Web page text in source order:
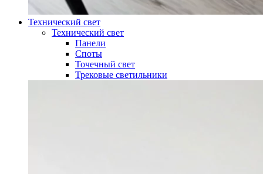
Технический свет
Технический свет
Панели
Споты
Точечный свет
Трековые светильники